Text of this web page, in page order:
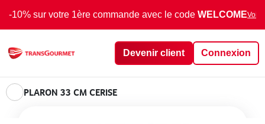
-10% sur votre 1ère commande avec le code WELCOMEVoir
Devenir client Connexion
PLARON 33 CM CERISE